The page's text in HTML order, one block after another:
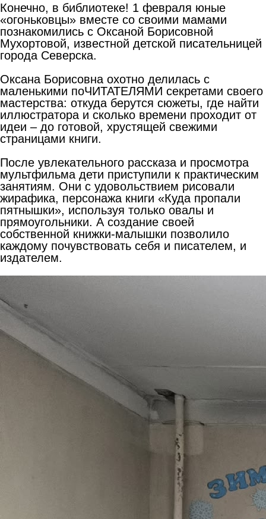
Конечно, в библиотеке! 1 февраля юные
«огоньковцы» вместе со своими мамами
познакомились с Оксаной Борисовной
Мухортовой, известной детской писательницей
города Северска.
Оксана Борисовна охотно делилась с
маленькими поЧИТАТЕЛЯМИ секретами своего
мастерства: откуда берутся сюжеты, где найти
иллюстратора и сколько времени проходит от
идеи – до готовой, хрустящей свежими
страницами книги.
После увлекательного рассказа и просмотра
мультфильма дети приступили к практическим
занятиям. Они с удовольствием рисовали
жирафика, персонажа книги «Куда пропали
пятнышки», используя только овалы и
прямоугольники. А создание своей
собственной книжки-малышки позволило
каждому почувствовать себя и писателем, и
издателем.